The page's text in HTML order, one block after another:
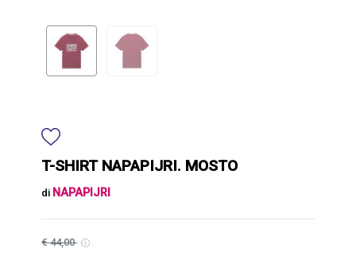
T-SHIRT NAPAPIJRI. MOSTO
di NAPAPIJRI
€ 44,00